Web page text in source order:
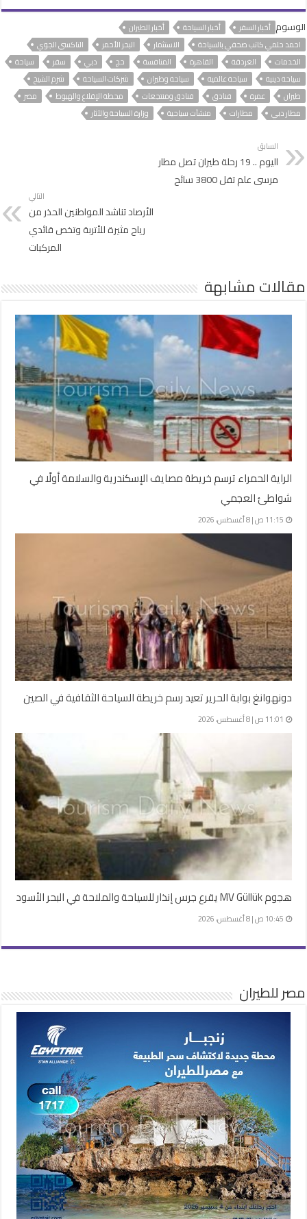
الوسوم أخبار السفر أخبار السياحة
أخبار الطيران
احمد حلمي كاتب صحفي بالسياحة
الاستثمار البحر الأحمر
التاكسي الجوي
الخدمات
الغردقة القاهرة المنافسة حج دبي سفر
سياحة
سياحة دينية
سياحة عالمية سياحة وطيران شركات السياحة
شرم الشيخ
طيران
عمرة فنادق فنادق ومنتجعات محطة الإقلاع والهبوط
مصر
مطار دبي
مطارات منشآت سياحية وزارة السياحة والآثار
السابق
اليوم .. 19 رحلة طيران تصل مطار
مرسى علم تقل 3800 سائح
التالي
الأرصاد تناشد المواطنين الحذر من
رياح مثيرة للأتربة وتخص قائدي
المركبات
مقالات مشابهة
الراية الحمراء ترسم خريطة مصايف الإسكندرية والسلامة أولًا في
شواطئ العجمي
11:15 ص | 8 أغسطس، 2026
دونهوانغ بوابة الحرير تعيد رسم خريطة السياحة الثقافية في الصين
11:01 ص | 8 أغسطس، 2026
هجوم MV Güllük يقرع جرس إنذار للسياحة والملاحة في البحر الأسود
10:45 ص | 8 أغسطس، 2026
مصر للطيران